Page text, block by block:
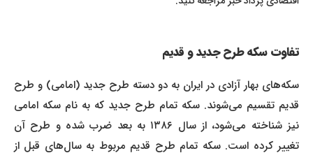
تفاوت سکه طرح جدید و قدیم
سکه‌های بهار آزادی در ایران به دو دسته طرح جدید (امامی) و طرح
قدیم تقسیم می‌شوند. سکه تمام طرح جدید که به نام سکه امامی
نیز شناخته می‌شود، از سال ۱۳۸۶ به بعد ضرب شده و طرح آن
تغییر کرده است. سکه تمام طرح قدیم مربوط به سال‌های قبل از